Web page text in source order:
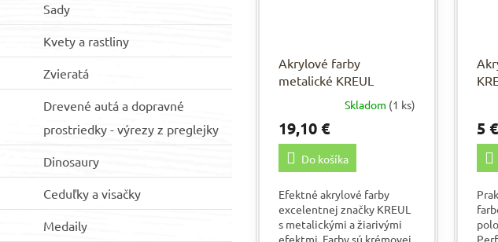
Sady
Kvety a rastliny
Zvieratá
Drevené autá a dopravné
prostriedky - výrezy z preglejky
Dinosaury
Ceduľky a visačky
Medaily
Akrylové farby
metalické KREUL
súprava SOLO GOYA 8 ×
Skladom (1 ks)
19,10 €
Do košíka
Efektné akrylové farby
excelentnej značky KREUL
s metalickými a žiarivými
efektmi. Farby sú krémovej
5 €